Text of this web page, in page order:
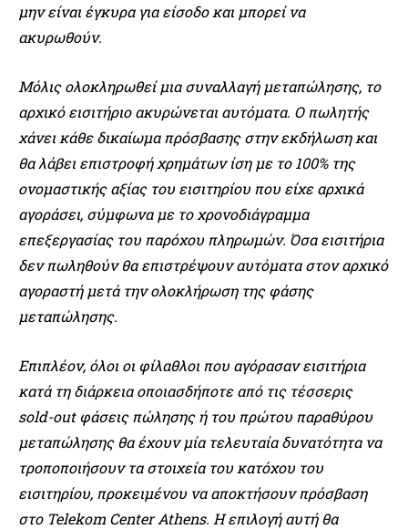
μην είναι έγκυρα για είσοδο και μπορεί να
ακυρωθούν.
Μόλις ολοκληρωθεί μια συναλλαγή μεταπώλησης, το
αρχικό εισιτήριο ακυρώνεται αυτόματα. Ο πωλητής
χάνει κάθε δικαίωμα πρόσβασης στην εκδήλωση και
θα λάβει επιστροφή χρημάτων ίση με το 100% της
ονομαστικής αξίας του εισιτηρίου που είχε αρχικά
αγοράσει, σύμφωνα με το χρονοδιάγραμμα
επεξεργασίας του παρόχου πληρωμών. Όσα εισιτήρια
δεν πωληθούν θα επιστρέψουν αυτόματα στον αρχικό
αγοραστή μετά την ολοκλήρωση της φάσης
μεταπώλησης.
Επιπλέον, όλοι οι φίλαθλοι που αγόρασαν εισιτήρια
κατά τη διάρκεια οποιασδήποτε από τις τέσσερις
sold-out φάσεις πώλησης ή του πρώτου παραθύρου
μεταπώλησης θα έχουν μία τελευταία δυνατότητα να
τροποποιήσουν τα στοιχεία του κατόχου του
εισιτηρίου, προκειμένου να αποκτήσουν πρόσβαση
στο Telekom Center Athens. Η επιλογή αυτή θα